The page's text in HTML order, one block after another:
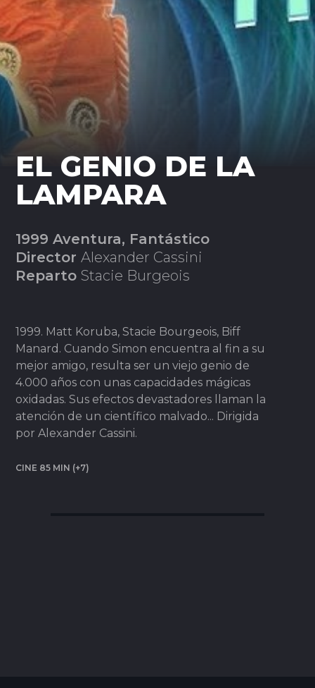
EL GENIO DE LA
LAMPARA
1999 Aventura, Fantástico
DirectorAlexander Cassini
RepartoStacie Burgeois
1999. Matt Koruba, Stacie Bourgeois, Biff
Manard. Cuando Simon encuentra al fin a su
mejor amigo, resulta ser un viejo genio de
4.000 años con unas capacidades mágicas
oxidadas. Sus efectos devastadores llaman la
atención de un científico malvado... Dirigida
por Alexander Cassini.
CINE 85 MIN (+7)